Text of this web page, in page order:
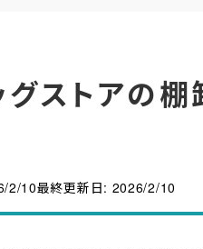
グストアの
2/10最終更新日: 2026/2/10